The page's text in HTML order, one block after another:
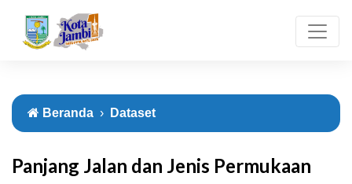
Beranda Dataset
Panjang Jalan dan Jenis Permukaan